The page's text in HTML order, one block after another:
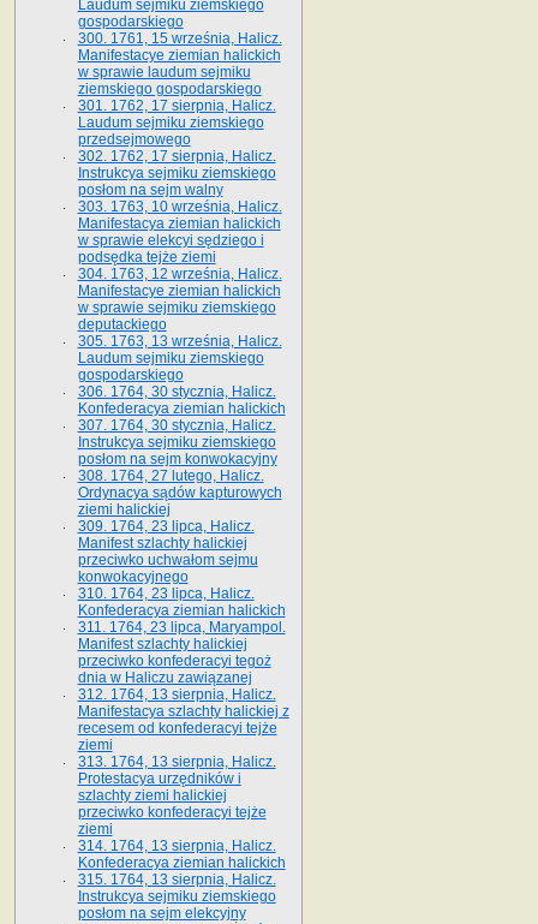
Laudum sejmiku ziemskiego
gospodarskiego
300. 1761, 15 września, Halicz.
Manifestacye ziemian halickich
w sprawie laudum sejmiku
ziemskiego gospodarskiego
301. 1762, 17 sierpnia, Halicz.
Laudum sejmiku ziemskiego
przedsejmowego
302. 1762, 17 sierpnia, Halicz.
Instrukcya sejmiku ziemskiego
posłom na sejm walny
303. 1763, 10 września, Halicz.
Manifestacya ziemian halickich
w sprawie elekcyi sędziego i
podsędka tejże ziemi
304. 1763, 12 września, Halicz.
Manifestacye ziemian halickich
w sprawie sejmiku ziemskiego
deputackiego
305. 1763, 13 września, Halicz.
Laudum sejmiku ziemskiego
gospodarskiego
306. 1764, 30 stycznia, Halicz.
Konfederacya ziemian halickich
307. 1764, 30 stycznia, Halicz.
Instrukcya sejmiku ziemskiego
posłom na sejm konwokacyjny
308. 1764, 27 lutego, Halicz.
Ordynacya sądów kapturowych
ziemi halickiej
309. 1764, 23 lipca, Halicz.
Manifest szlachty halickiej
przeciwko uchwałom sejmu
konwokacyjnego
310. 1764, 23 lipca, Halicz.
Konfederacya ziemian halickich
311. 1764, 23 lipca, Maryampol.
Manifest szlachty halickiej
przeciwko konfederacyi tegoż
dnia w Haliczu zawiązanej
312. 1764, 13 sierpnia, Halicz.
Manifestacya szlachty halickiej z
recesem od konfederacyi tejże
ziemi
313. 1764, 13 sierpnia, Halicz.
Protestacya urzędników i
szlachty ziemi halickiej
przeciwko konfederacyi tejże
ziemi
314. 1764, 13 sierpnia, Halicz.
Konfederacya ziemian halickich
315. 1764, 13 sierpnia, Halicz.
Instrukcya sejmiku ziemskiego
posłom na sejm elekcyjny